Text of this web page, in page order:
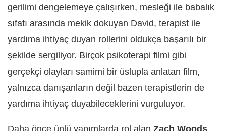
gerilimi dengelemeye çalışırken, mesleği ile babalık
sıfatı arasında mekik dokuyan David, terapist ile
yardıma ihtiyaç duyan rollerini oldukça başarılı bir
şekilde sergiliyor. Birçok psikoterapi filmi gibi
gerçekçi olayları samimi bir üslupla anlatan film,
yalnızca danışanların değil bazen terapistlerin de
yardıma ihtiyaç duyabileceklerini vurguluyor.
Daha önce ünlü yapımlarda rol alan Zach Woods